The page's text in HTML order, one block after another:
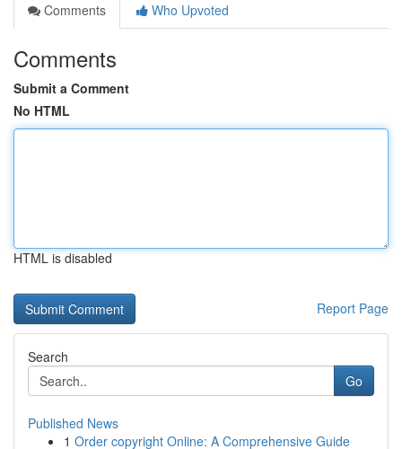
Comments
Who Upvoted
Comments
Submit a Comment
No HTML
HTML is disabled
Report Page
Search
Go
Published News
1 Order copyright Online: A Comprehensive Guide